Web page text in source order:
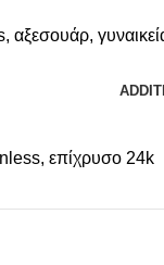
, αξεσουάρ,
επίχρυσο 24k